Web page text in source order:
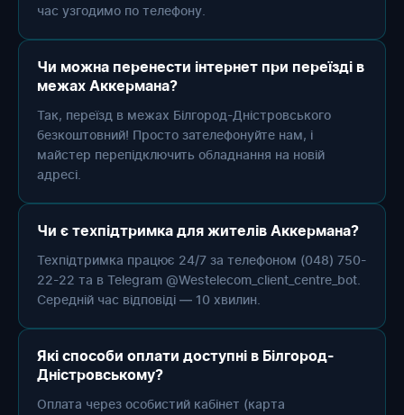
час узгодимо по телефону.
Чи можна перенести інтернет при переїзді в
межах Аккермана?
Так, переїзд в межах Білгород-Дністровського
безкоштовний! Просто зателефонуйте нам, і
майстер перепідключить обладнання на новій
адресі.
Чи є техпідтримка для жителів Аккермана?
Техпідтримка працює 24/7 за телефоном (048) 750-
22-22 та в Telegram @Westelecom_client_centre_bot.
Середній час відповіді — 10 хвилин.
Які способи оплати доступні в Білгород-
Дністровському?
Оплата через особистий кабінет (карта